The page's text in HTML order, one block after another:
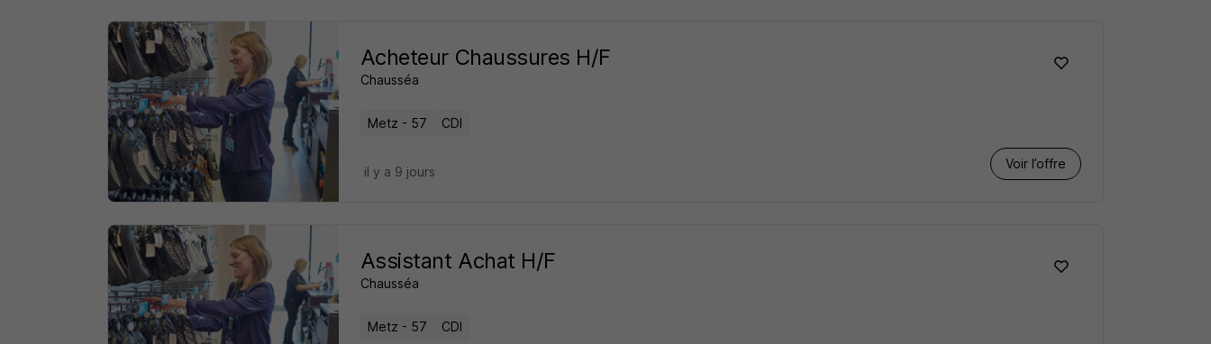
Acheteur Chaussures H/F
Chausséa
Metz - 57 CDI
Voir l’offre
il y a 9 jours
Assistant Achat H/F
Chausséa
Metz - 57 CDI